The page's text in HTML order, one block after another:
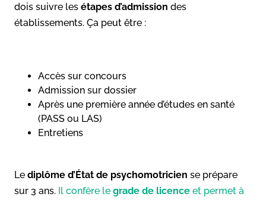
dois suivre les étapes d’admission des
établissements. Ça peut être :
Accès sur concours
Admission sur dossier
Après une première année d’études en santé
(PASS ou LAS)
Entretiens
Le diplôme d’État de psychomotricien se prépare
sur 3 ans. Il confère le grade de licence et permet à